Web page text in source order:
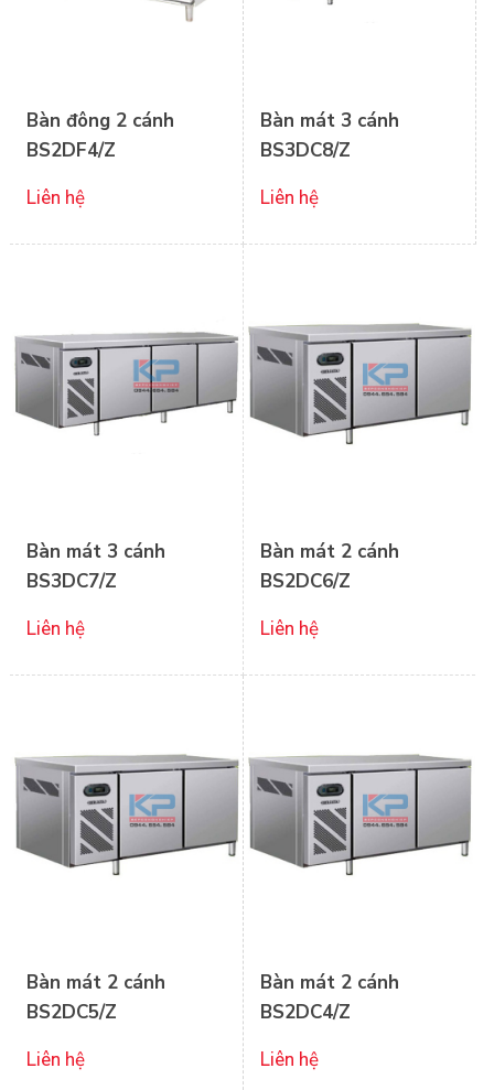
Bàn đông 2 cánh
BS2DF4/Z
Liên hệ
Bàn mát 3 cánh
BS3DC8/Z
Liên hệ
Bàn mát 3 cánh
BS3DC7/Z
Liên hệ
Bàn mát 2 cánh
BS2DC6/Z
Liên hệ
Bàn mát 2 cánh
BS2DC5/Z
Liên hệ
Bàn mát 2 cánh
BS2DC4/Z
Liên hệ